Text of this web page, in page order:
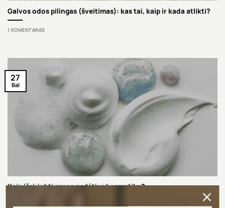
Galvos odos pilingas (šveitimas): kas tai, kaip ir kada atlikti?
1 KOMENTARAS
Kaip išsirinkti geros sudėties kosmetiką?
Ne paslaptis, kad kosmetikos produktų etiketės gali dalyti
27
Bal